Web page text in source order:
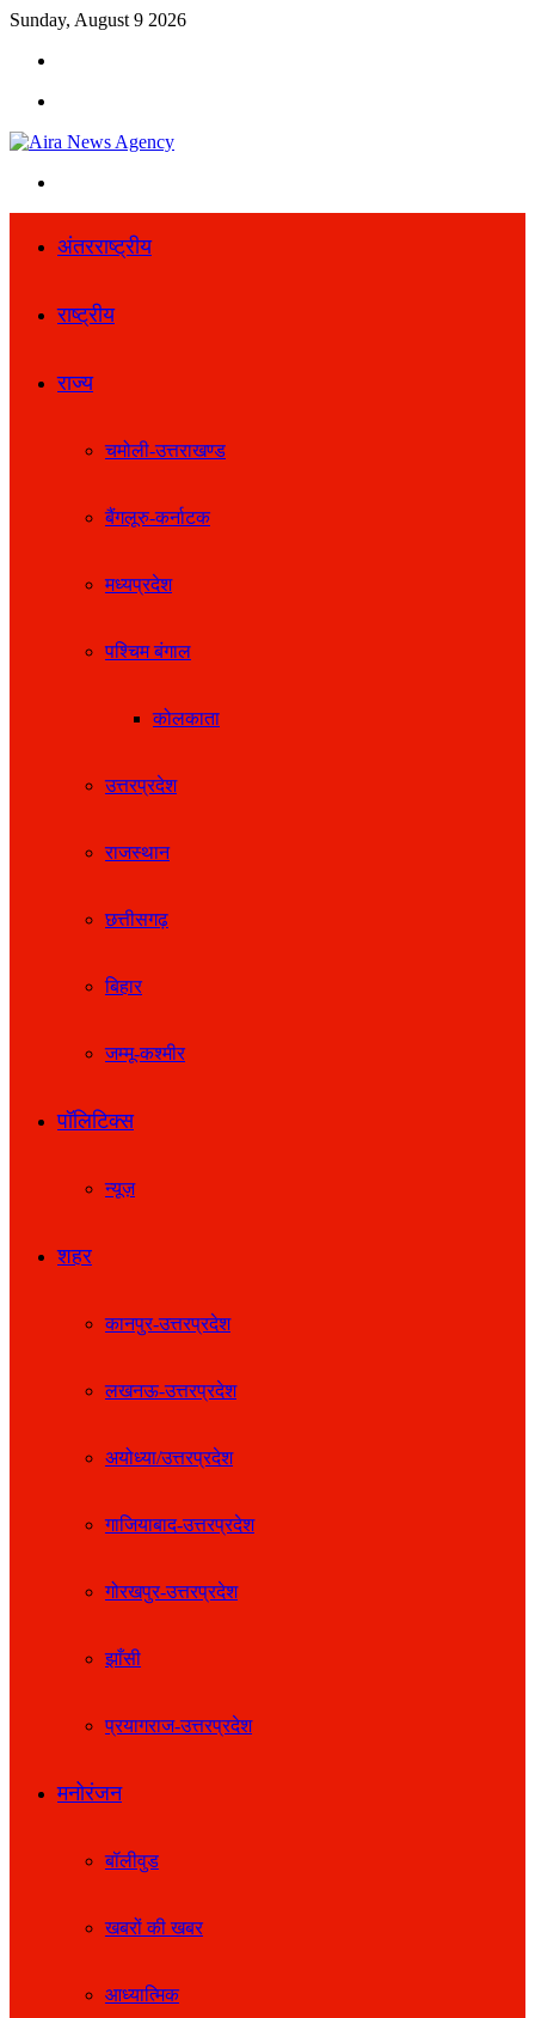
Sunday, August 9 2026
अंतरराष्ट्रीय
राष्ट्रीय
राज्य
चमोली-उत्तराखण्ड
बैंगलूरु-कर्नाटक
मध्यप्रदेश
पश्चिम बंगाल
कोलकाता
उत्तरप्रदेश
राजस्थान
छत्तीसगढ़
बिहार
जम्मू-कश्मीर
पॉलिटिक्स
न्यूज़
शहर
कानपुर-उत्तरप्रदेश
लखनऊ-उत्तरप्रदेश
अयोध्या/उत्तरप्रदेश
गाजियाबाद-उत्तरप्रदेश
गोरखपुर-उत्तरप्रदेश
झाँसी
प्रयागराज-उत्तरप्रदेश
मनोरंजन
बॉलीवुड
खबरों की खबर
आध्यात्मिक